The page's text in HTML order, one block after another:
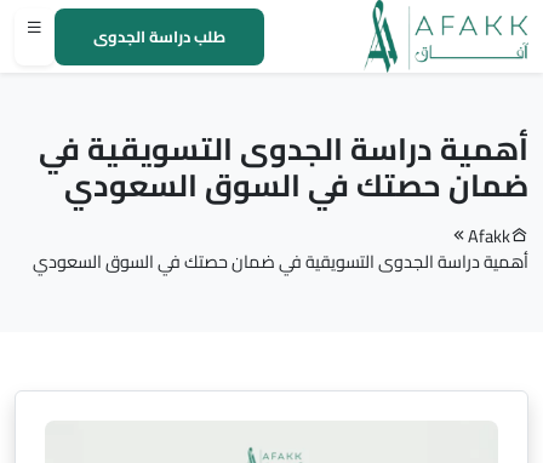
طلب دراسة الجدوى
أهمية دراسة الجدوى التسويقية في
ضمان حصتك في السوق السعودي
Afakk
أهمية دراسة الجدوى التسويقية في ضمان حصتك في السوق السعودي